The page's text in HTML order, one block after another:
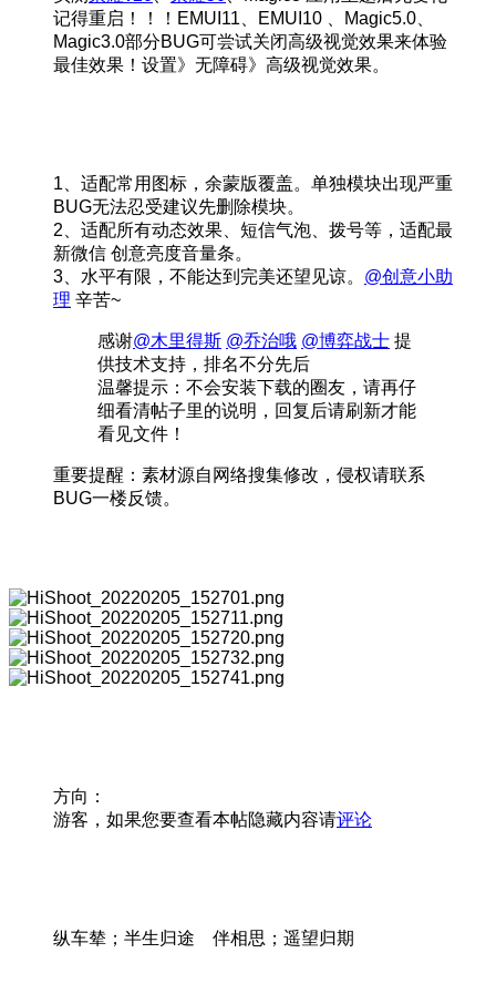
记得重启！！！EMUI11、EMUI10 、Magic5.0、
Magic3.0部分BUG可尝试关闭高级视觉效果来体验
最佳效果！设置》无障碍》高级视觉效果。
1、适配常用图标，余蒙版覆盖。单独模块出现严重
BUG无法忍受建议先删除模块。
2、适配所有动态效果、短信气泡、拨号等，适配最
新微信 创意亮度音量条。
3、水平有限，不能达到完美还望见谅。 @创意小助
理 辛苦~
感谢@木里得斯 @乔治哦 @博弈战士 提
供技术支持，排名不分先后
温馨提示：不会安装下载的圈友，请再仔
细看清帖子里的说明，回复后请刷新才能
看见文件！
重要提醒：素材源自网络搜集修改，侵权请联系
BUG一楼反馈。
方向：
游客，如果您要查看本帖隐藏内容请评论
纵车辇；半生归途 伴相思；遥望归期